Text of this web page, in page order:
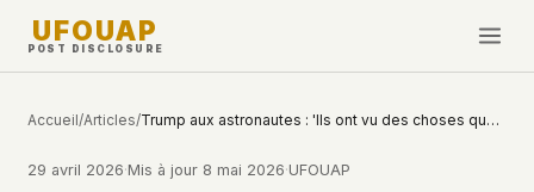
UFOUAP
POST DISCLOSURE
Accueil/Articles/ Trump aux astronautes : 'Ils ont vu des choses que vous ne croiriez pas' – Confirme la publication imminente de fichiers UFO
29 avril 2026·Mis à jour 8 mai 2026·UFOUAP